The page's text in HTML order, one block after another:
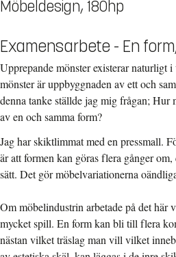
Möbeldesign, 180hp
Examensarbete - En
Upprepande mönster existerar naturligt
mönster är uppbyggnaden av ett och
denna tanke ställde jag mig frågan; Hur
av en och samma form?
Jag har skiktlimmat med en pressmall.
är att formen kan göras flera gånger
sätt. Det gör möbelvariationerna
Om möbelindustrin arbetade på det här
mycket spill. En form kan bli till flera
nästan vilket träslag man vill vilket